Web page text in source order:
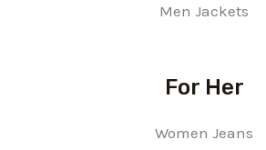
Men Jackets
For Her
Women Jeans